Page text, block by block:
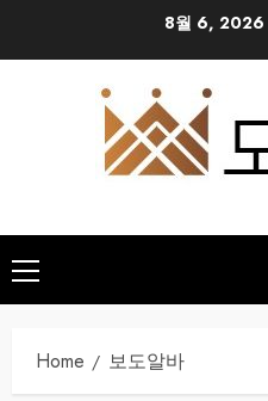
8월 6, 2026
Primary
Menu
Home 보도알바